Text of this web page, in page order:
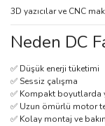
3D yazıcılar ve CNC
Neden DC
✅ Düşük enerji tüketimi
✅ Sessiz çalışma
✅ Kompakt boyutlarda
✅ Uzun ömürlü motor
✅ Kolay montaj ve